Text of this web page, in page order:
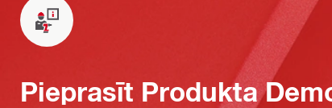
Pieprasīt Produkta